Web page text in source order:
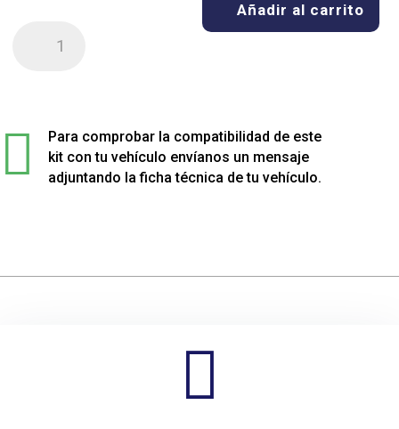
rebajados
Mini
ALL4
Añadir al carrito

Para comprobar la compatibilidad de este
kit con tu vehículo envíanos un mensaje
adjuntando la ficha técnica de tu vehículo.
